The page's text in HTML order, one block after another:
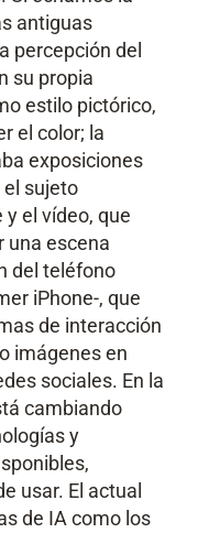
antiguas
percepción del
su propia
estilo pictórico,
el color; la
exposiciones
el sujeto
el vídeo, que
una escena
del teléfono
iPhone-, que
de interacción
imágenes en
sociales. En la
cambiando
y
usar. El actual
de IA como los